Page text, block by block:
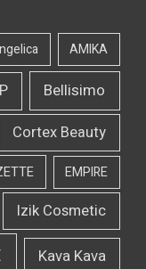
AMIKA
Bellisimo
Cortex Beauty
EMPIRE
Izik Cosmetic
Kava Kava